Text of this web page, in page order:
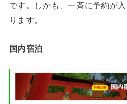
です。しかも、一斉に予約が
ります。
国内宿泊